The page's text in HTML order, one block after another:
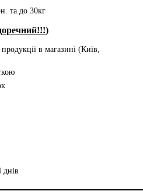
та до 30кг
)
в магазині (Київ,
днів